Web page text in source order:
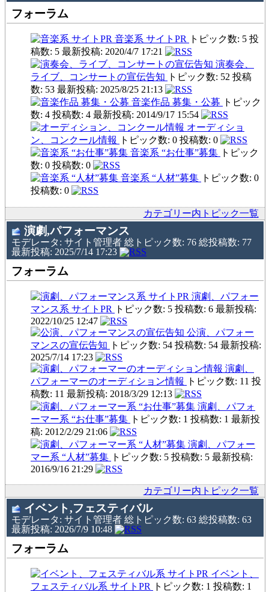
フォーラム
音楽系 サイトPR
トピック数: 5 投
稿数: 5 最新投稿: 2020/4/7 17:21
演奏会、
ライブ、コンサートの宣伝告知
トピック数: 52 投稿
数: 53 最新投稿: 2025/8/25 21:13
音楽作品 募集・公募
トピック
数: 4 投稿数: 4 最新投稿: 2014/9/17 15:54
オーディショ
ン、コンクール情報
トピック数: 0 投稿数: 0
音楽系 “お仕事”募集 トピック
数: 0 投稿数: 0
音楽系 “人材”募集 トピック数: 0
投稿数: 0
カテゴリー内トピック一覧
演劇,パフォーマンス
モデレータ: サイト管理者 総トピック数: 76 総投稿数: 77
最新投稿: 2025/7/14 17:23
フォーラム
演劇、パフォー
マンス系 サイトPR
トピック数: 5 投稿数: 6 最新投稿:
2022/10/25 12:47
公演、パフォー
マンスの宣伝告知
トピック数: 54 投稿数: 54 最新投稿:
2025/7/14 17:23
演劇、
パフォーマーのオーディション情報
トピック数: 11 投
稿数: 11 最新投稿: 2018/3/29 12:13
演劇、パフォ
ーマー系 “お仕事”募集 トピック数: 1 投稿数: 1 最新投
稿: 2012/2/29 21:06
演劇、パフォー
マー系 “人材”募集 トピック数: 5 投稿数: 5 最新投稿:
2016/9/16 21:29
カテゴリー内トピック一覧
イベント,フェスティバル
モデレータ: サイト管理者 総トピック数: 63 総投稿数: 63
最新投稿: 2026/7/9 10:48
フォーラム
イベント、
フェスティバル系 サイトPR
トピック数: 1 投稿数: 1